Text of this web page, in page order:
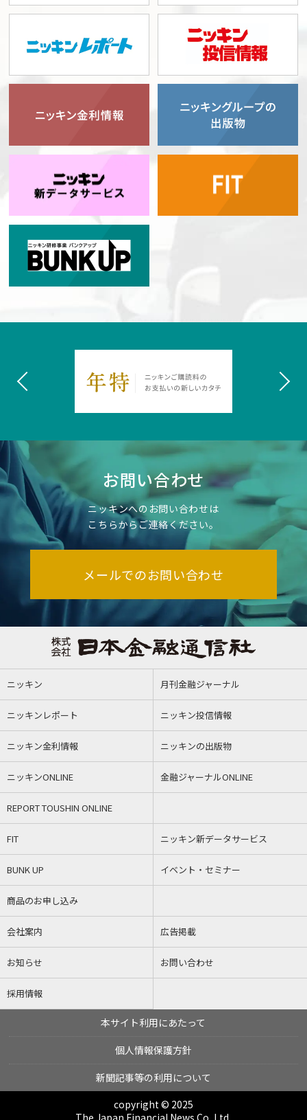
お問い合わせ
ニッキンへのお問い合わせは
こちらからご連絡ください。
メールでのお問い合わせ
ニッキン 月刊金融ジャーナル
ニッキンレポート ニッキン投信情報
ニッキン金利情報 ニッキンの出版物
ニッキンONLINE 金融ジャーナルONLINE
REPORT TOUSHIN ONLINE
FIT ニッキン新データサービス
BUNK UP イベント・セミナー
商品のお申し込み
会社案内 広告掲載
お知らせ お問い合わせ
採用情報
本サイト利用にあたって
個人情報保護方針
新聞記事等の利用について
copyright © 2025